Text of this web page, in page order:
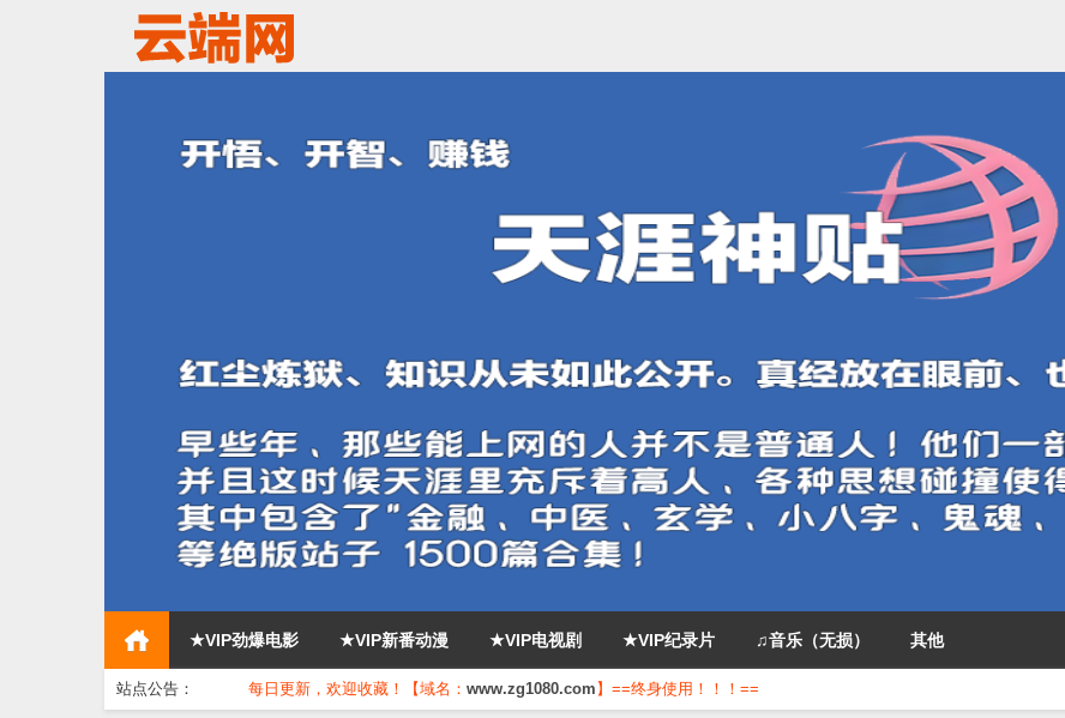
★VIP劲爆电影 ★VIP新番动漫 ★VIP电视剧 ★VIP纪录片 ♫音乐（无损） 其他
站点公告： 每日更新，欢迎收藏！【域名： www.zg1080.com 】==终身使用！！！==